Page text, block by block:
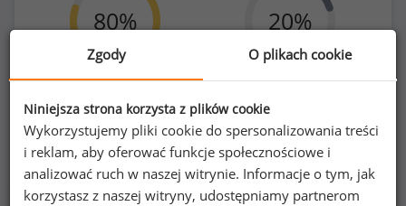
80%
Kobiety
59
20%
15
Zgody O plikach cookie
Niniejsza strona korzysta z plików cookie
Wykorzystujemy pliki cookie do spersonalizowania treści
i reklam, aby oferować funkcje społecznościowe i
analizować ruch w naszej witrynie. Informacje o tym, jak
korzystasz z naszej witryny, udostępniamy partnerom